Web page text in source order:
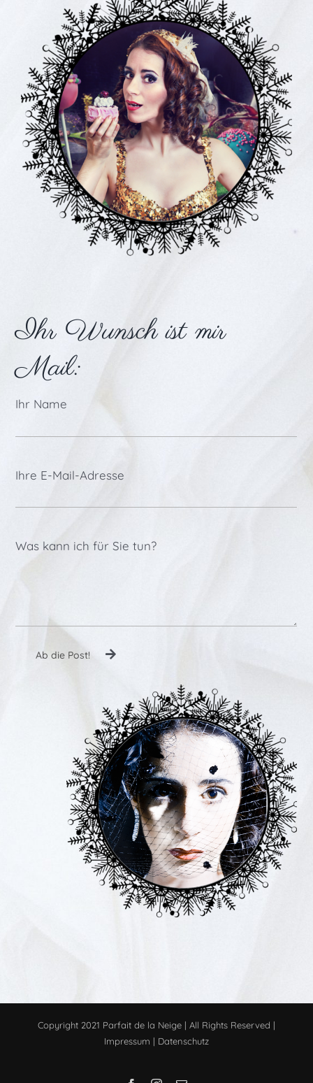
Ihr Wunsch ist mir
Mail:
Ihr Name
Ihre E-Mail-Adresse
Was kann ich für Sie tun?
Copyright 2021 Parfait de la Neige | All Rights Reserved |
Impressum | Datenschutz